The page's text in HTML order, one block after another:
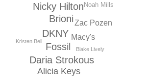
Brioni
Nicky Hilton
DKNY
Fossil
Daria Strokous
Alicia Keys
Macy's
Zac Pozen
Noah Mills
Kristen Bell
Blake Lively